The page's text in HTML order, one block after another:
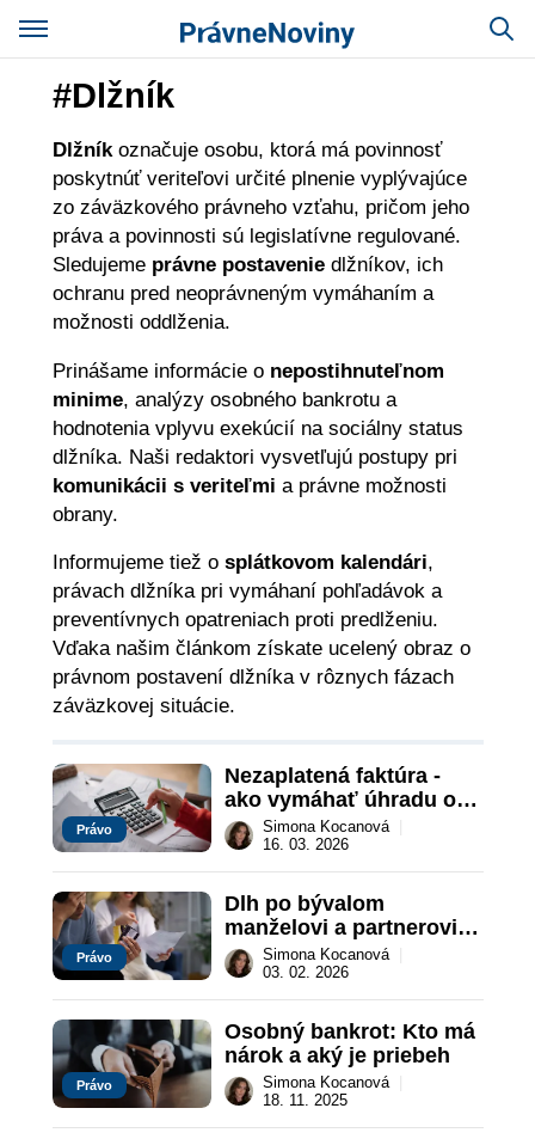
#Dlžník
Dlžníkoznačuje osobu, ktorá má povinnosť
poskytnúť veriteľovi určité plnenie vyplývajúce
zo záväzkového právneho vzťahu, pričom jeho
práva a povinnosti sú legislatívne regulované.
Sledujeme právne postaveniedlžníkov, ich
ochranu pred neoprávneným vymáhaním a
možnosti oddlženia.
Prinášame informácie o nepostihnuteľnom
minime, analýzy osobného bankrotu a
hodnotenia vplyvu exekúcií na sociálny status
dlžníka. Naši redaktori vysvetľujú postupy pri
komunikácii s veriteľmi a právne možnosti
obrany.
Informujeme tiež o splátkovom kalendári,
právach dlžníka pri vymáhaní pohľadávok a
preventívnych opatreniach proti predlženiu.
Vďaka našim článkom získate ucelený obraz o
právnom postavení dlžníka v rôznych fázach
záväzkovej situácie.
Právo
Nezaplatená faktúra -
ako vymáhať úhradu od
dlžníka?
Simona Kocanová
16. 03. 2026
Právo
Dlh po bývalom
manželovi a partnerovi:
Kedy zaň zodpovedám?
Simona Kocanová
03. 02. 2026
Právo
Osobný bankrot: Kto má
nárok a aký je priebeh
Simona Kocanová
18. 11. 2025